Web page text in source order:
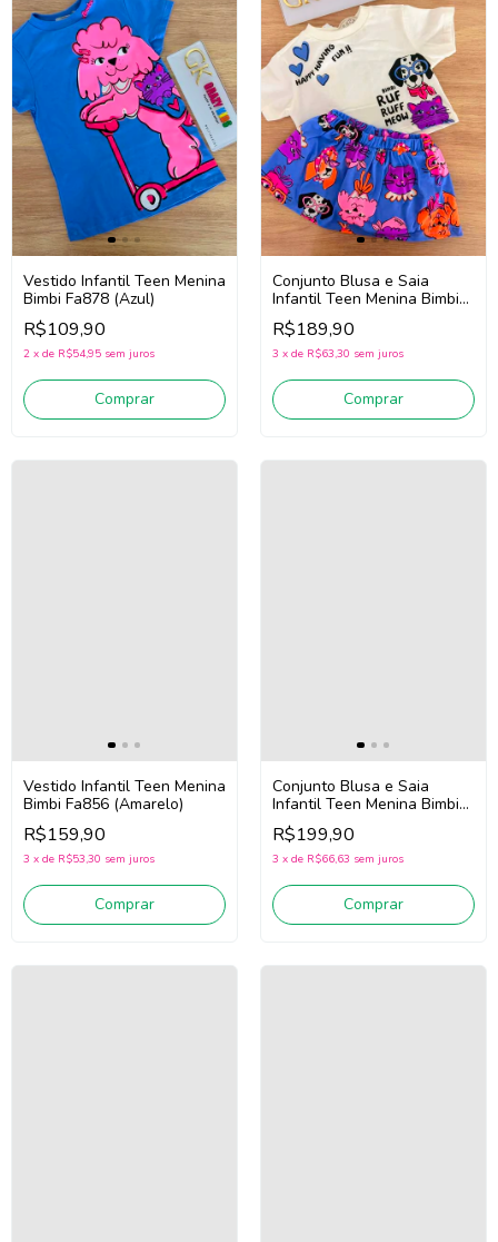
Vestido Infantil Teen Menina
Bimbi Fa878 (Azul)
R$109,90
2 x de R$54,95 sem juros
Comprar
Conjunto Blusa e Saia
Infantil Teen Menina Bimbi
Fb143 (Off White/Azul)
R$189,90
3 x de R$63,30 sem juros
Comprar
Vestido Infantil Teen Menina
Bimbi Fa856 (Amarelo)
R$159,90
3 x de R$53,30 sem juros
Comprar
Conjunto Blusa e Saia
Infantil Teen Menina Bimbi
Fb156 (Off White/Rosa)
R$199,90
3 x de R$66,63 sem juros
Comprar